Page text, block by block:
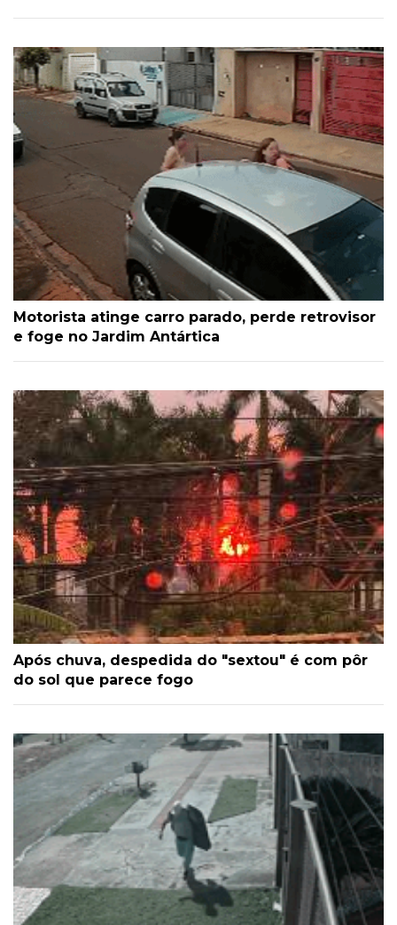
Motorista atinge carro parado, perde retrovisor
e foge no Jardim Antártica
Após chuva, despedida do "sextou" é com pôr
do sol que parece fogo